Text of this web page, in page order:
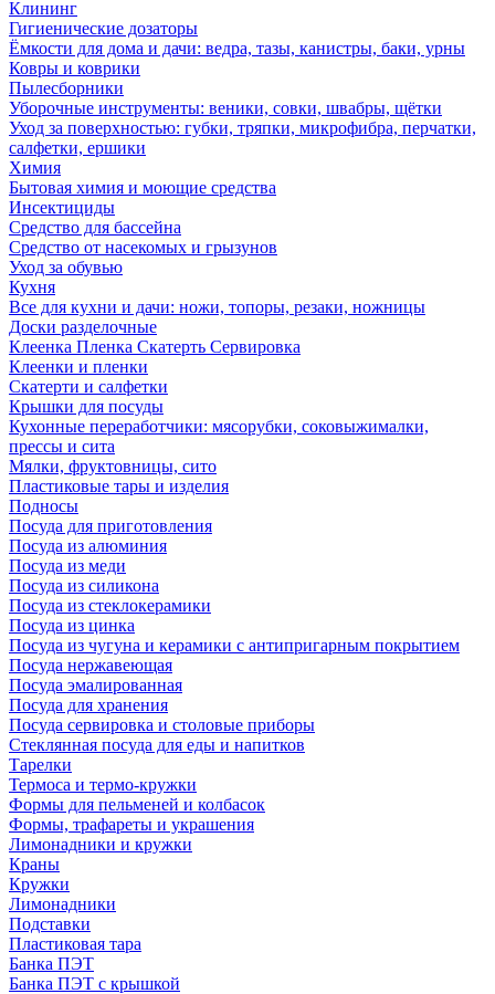
Клининг
Гигиенические дозаторы
Ёмкости для дома и дачи: ведра, тазы, канистры, баки, урны
Ковры и коврики
Пылесборники
Уборочные инструменты: веники, совки, швабры, щётки
Уход за поверхностью: губки, тряпки, микрофибра, перчатки,
салфетки, ершики
Химия
Бытовая химия и моющие средства
Инсектициды
Средство для бассейна
Средство от насекомых и грызунов
Уход за обувью
Кухня
Все для кухни и дачи: ножи, топоры, резаки, ножницы
Доски разделочные
Клеенка Пленка Скатерть Сервировка
Клеенки и пленки
Скатерти и салфетки
Крышки для посуды
Кухонные переработчики: мясорубки, соковыжималки,
прессы и сита
Мялки, фруктовницы, сито
Пластиковые тары и изделия
Подносы
Посуда для приготовления
Посуда из алюминия
Посуда из меди
Посуда из силикона
Посуда из стеклокерамики
Посуда из цинка
Посуда из чугуна и керамики с антипригарным покрытием
Посуда нержавеющая
Посуда эмалированная
Посуда для хранения
Посуда сервировка и столовые приборы
Стеклянная посуда для еды и напитков
Тарелки
Термоса и термо-кружки
Формы для пельменей и колбасок
Формы, трафареты и украшения
Лимонадники и кружки
Краны
Кружки
Лимонадники
Подставки
Пластиковая тара
Банка ПЭТ
Банка ПЭТ с крышкой